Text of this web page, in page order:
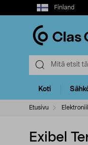
Select
market
Finland
Koti
Etusivu
Exibel